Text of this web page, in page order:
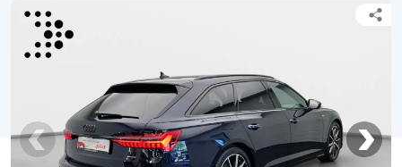
Autoutilitare
Alte tipuri vehicule
Despre Noi